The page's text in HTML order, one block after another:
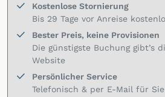
Kostenlose Stornierung
Bis 29 Tage vor Anreise
Bester Preis, keine Provisionen
Die günstigste Buchung gibt’s
Website
Persönlicher Service
Telefonisch & per E-Mail für